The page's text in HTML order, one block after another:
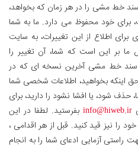
خط مشی را در هر زمان که بخواهد،
برای خود محفوظ می دارد. ما به شما
اطلاع از این تغییرات، به سایت
بر این است که شما، آن تغییر را
سند خط مشی آخرین نسخه ای که در
اینکه بخواهید، اطلاعات شخصی شما
شود، یا افشا نشود را دارید، برای
info@hiweb.ir بفرستید. لطفا در این
را نیز قید کنید. قبل از هر اقدامی ،
راستی آزمایی ادعای شما را به انجام